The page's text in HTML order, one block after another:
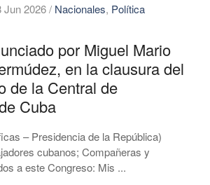
Jun 2026/ Nacionales, Política
por Miguel Mario
en la clausura del
de la Central de
Cuba
– Presidencia de la República)
cubanos; Compañeras y
a este Congreso: Mis ...